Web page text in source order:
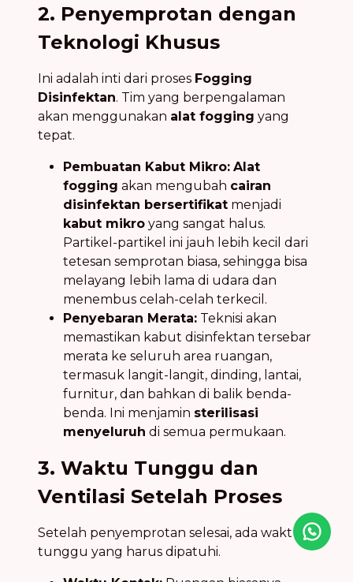
2. Penyemprotan dengan
Teknologi Khusus
Ini adalah inti dari proses Fogging
Disinfektan. Tim yang berpengalaman
akan menggunakan alat fogging yang
tepat.
Pembuatan Kabut Mikro: Alat
fogging akan mengubah cairan
disinfektan bersertifikat menjadi
kabut mikro yang sangat halus.
Partikel-partikel ini jauh lebih kecil dari
tetesan semprotan biasa, sehingga bisa
melayang lebih lama di udara dan
menembus celah-celah terkecil.
Penyebaran Merata: Teknisi akan
memastikan kabut disinfektan tersebar
merata ke seluruh area ruangan,
termasuk langit-langit, dinding, lantai,
furnitur, dan bahkan di balik benda-
benda. Ini menjamin sterilisasi
menyeluruh di semua permukaan.
3. Waktu Tunggu dan
Ventilasi Setelah Proses
Setelah penyemprotan selesai, ada waktu
tunggu yang harus dipatuhi.
Icon